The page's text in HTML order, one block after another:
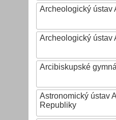
Archeologický ústav
Archeologický ústav
Arcibiskupské
Astronomický ústav
Republiky